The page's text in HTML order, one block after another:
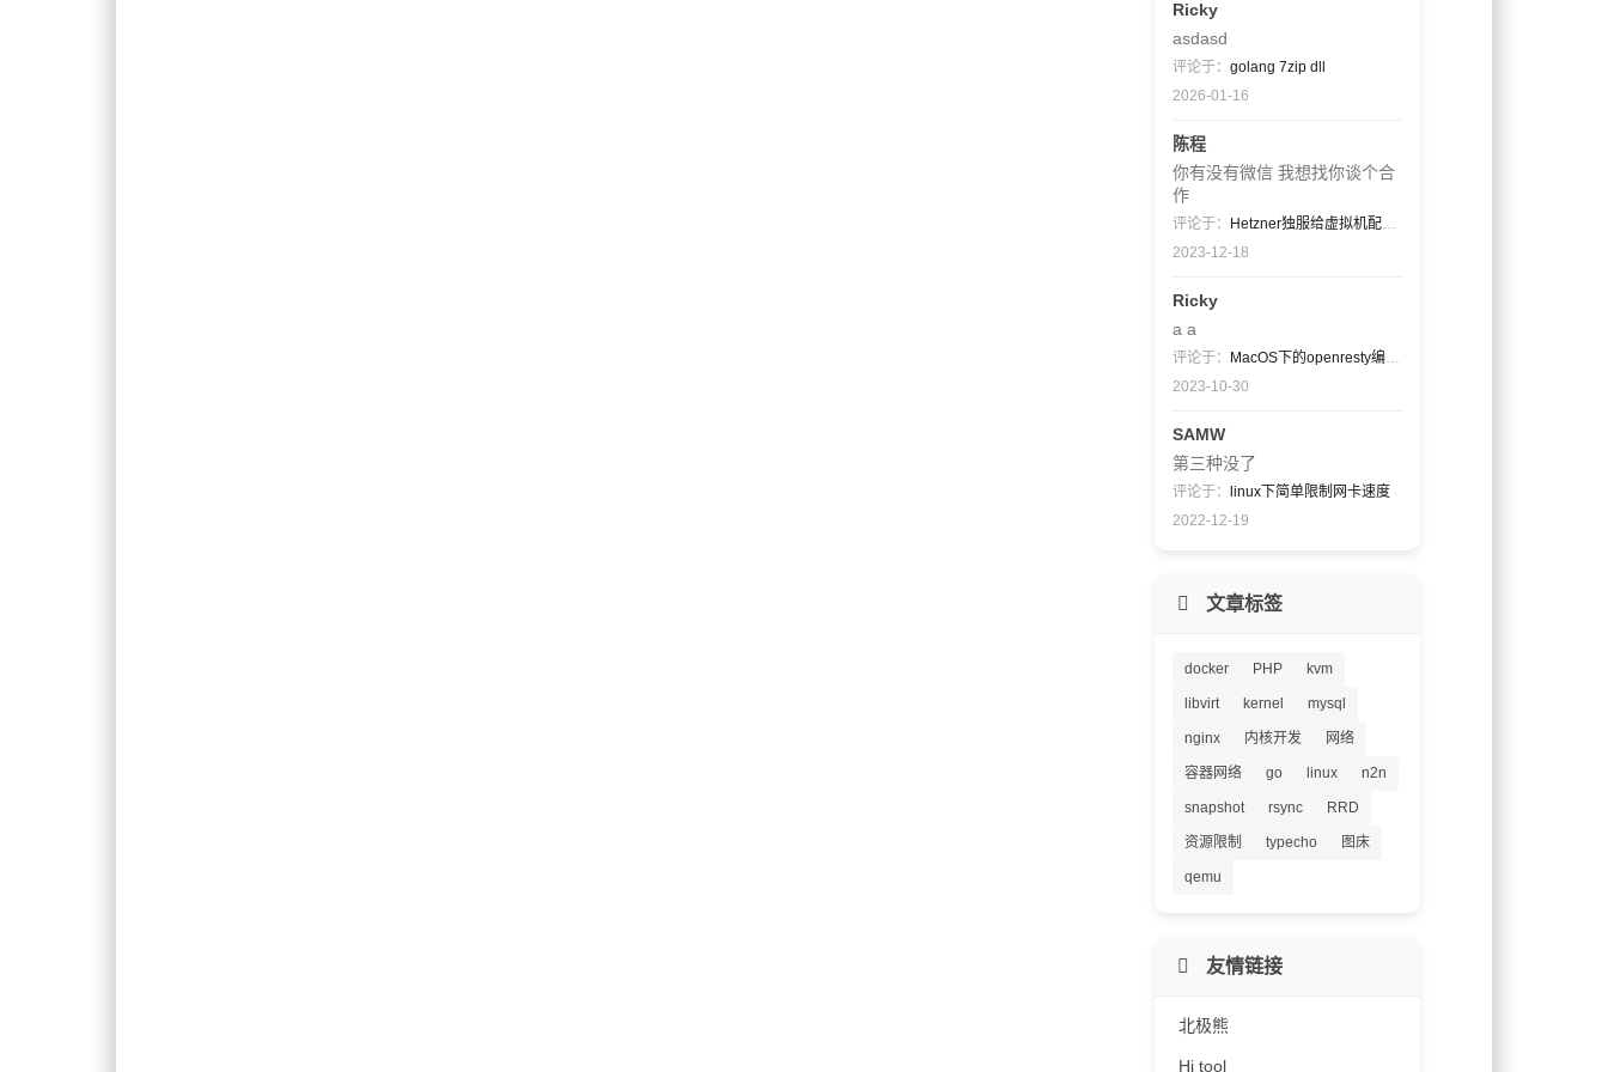
Ricky
asdasd
评论于： golang 7zip dll
2026-01-16
陈程
你有没有微信 我想找你谈个合
作
评论于：
Hetzner独服给虚拟机配置公网ip段（非同一网关）
2023-12-18
Ricky
a a
评论于：
MacOS下的openresty编译过程
2023-10-30
SAMW
第三种没了
评论于：
linux下简单限制网卡速度
2022-12-19
文章标签
docker PHP kvm
libvirt kernel mysql
nginx 内核开发 网络
容器网络 go linux n2n
snapshot rsync RRD
资源限制 typecho 图床
qemu
友情链接
北极熊
Hi tool